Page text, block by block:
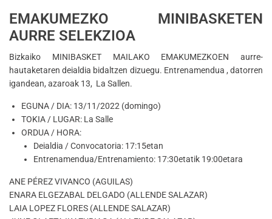
EMAKUMEZKO MINIBASKETEN
AURRE SELEKZIOA
Bizkaiko MINIBASKET MAILAKO EMAKUMEZKOEN aurre-
hautaketaren deialdia bidaltzen dizuegu. Entrenamendua , datorren
igandean, azaroak 13, La Sallen.
EGUNA / DIA: 13/11/2022 (domingo)
TOKIA / LUGAR: La Salle
ORDUA / HORA:
Deialdia / Convocatoria: 17:15etan
Entrenamendua/Entrenamiento: 17:30etatik 19:00etara
ANE PÉREZ VIVANCO (AGUILAS)
ENARA ELGEZABAL DELGADO (ALLENDE SALAZAR)
LAIA LOPEZ FLORES (ALLENDE SALAZAR)